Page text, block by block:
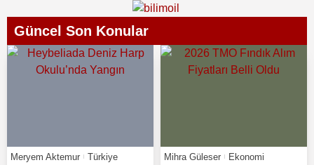
Güncel Son Konular
Meryem Aktemur Türkiye Mihra Güleser Ekonomi